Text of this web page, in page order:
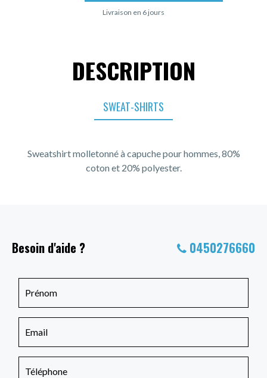
Livraison en 6 jours
DESCRIPTION
SWEAT-SHIRTS
Sweatshirt molletonné à capuche pour hommes, 80%
coton et 20% polyester.
Besoin d'aide ? 0450276660